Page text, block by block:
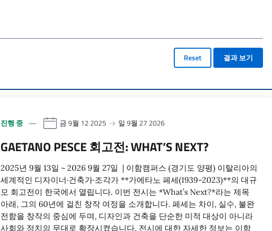
Reset 결과 보기
진행 중 금 9월 12 2025 일 9월 27 2026
GAETANO PESCE 회고전: WHAT’S NEXT?
2025년 9월 13일 ~ 2026 9월 27일 | 이함캠퍼스 (경기도 양평) 이탈리아의
세계적인 디자이너·건축가·조각가 **가에타노 페세(1939–2023)**의 대규
모 회고전이 한국에서 열립니다. 이번 전시는 *What’s Next?*라는 제목
아래, 그의 60년에 걸친 창작 여정을 소개합니다. 페세는 차이, 실수, 불완
전함을 창작의 중심에 두며, 디자인과 건축을 단순한 미적 대상이 아니라
사회와 정치의 무대로 확장시켰습니다. 전시에 대한 자세한 정보는 이함